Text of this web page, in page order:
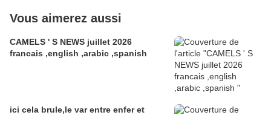
Vous aimerez aussi
CAMELS ' S NEWS juillet 2026
francais ,english ,arabic ,spanish
ici cela brule,le var entre enfer et